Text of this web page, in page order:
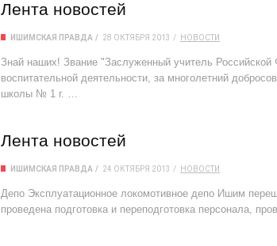
Лента новостей
ИШИМСКАЯ ПРАВДА 28 ОКТЯБРЯ 2013 НОВОСТИ
Знай наших! Звание "Заслуженный учитель Российской
воспитательной деятельности, за многолетний
школы № 1 г. …
Лента новостей
ИШИМСКАЯ ПРАВДА 24 ОКТЯБРЯ 2013 НОВОСТИ
Депо Эксплуатационное локомотивное депо Ишим
проведена подготовка и переподготовка персонала,